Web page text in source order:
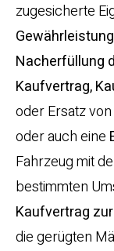
zugesicherte
Nacherfüllung
Kaufvertrag,
oder Ersatz von
oder auch eine
Fahrzeug mit
bestimmten
Kaufvertrag
die gerügten